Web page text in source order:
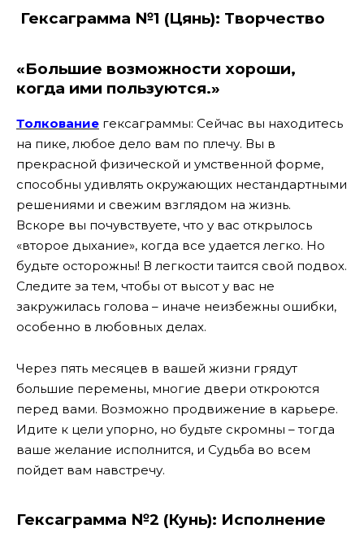
Гексаграмма №1 (Цянь): Творчество
«Большие возможности хороши,
когда ими пользуются.»
Толкование гексаграммы: Сейчас вы находитесь
на пике, любое дело вам по плечу. Вы в
прекрасной физической и умственной форме,
способны удивлять окружающих нестандартными
решениями и свежим взглядом на жизнь.
Вскоре вы почувствуете, что у вас открылось
«второе дыхание», когда все удается легко. Но
будьте осторожны! В легкости таится свой подвох.
Следите за тем, чтобы от высот у вас не
закружилась голова – иначе неизбежны ошибки,
особенно в любовных делах.
Через пять месяцев в вашей жизни грядут
большие перемены, многие двери откроются
перед вами. Возможно продвижение в карьере.
Идите к цели упорно, но будьте скромны – тогда
ваше желание исполнится, и Судьба во всем
пойдет вам навстречу.
Гексаграмма №2 (Кунь): Исполнение